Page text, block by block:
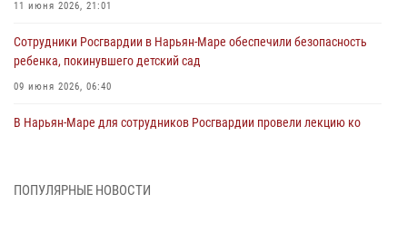
11 июня 2026, 21:01
Сотрудники Росгвардии в Нарьян-Маре обеспечили безопасность
ребенка, покинувшего детский сад
09 июня 2026, 06:40
В Нарьян-Маре для сотрудников Росгвардии провели лекцию ко
ПОПУЛЯРНЫЕ НОВОСТИ